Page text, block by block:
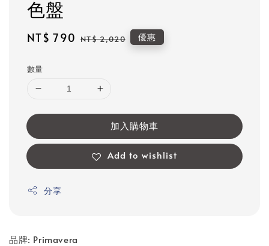
色盤
Sale
NT$ 790 Regular
NT$ 2,020 優惠
數量
加入購物車
Add to wishlist
分享
品牌: Primavera